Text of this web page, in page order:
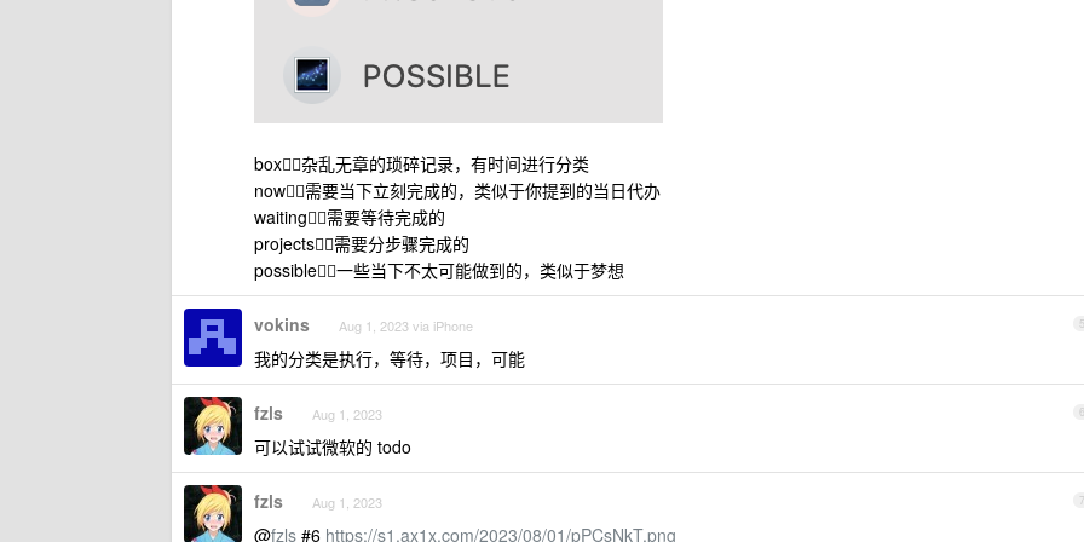
box👉🏻杂乱无章的琐碎记录，有时间进行分类
now👉🏻需要当下立刻完成的，类似于你提到的当日代办
waiting👉🏻需要等待完成的
projects👉🏻需要分步骤完成的
possible👉🏻一些当下不太可能做到的，类似于梦想
5
vokins Aug 1, 2023 via iPhone
我的分类是执行，等待，项目，可能
6
fzls Aug 1, 2023
可以试试微软的 todo
7
fzls Aug 1, 2023
@fzls #6 https://s1.ax1x.com/2023/08/01/pPCsNkT.png